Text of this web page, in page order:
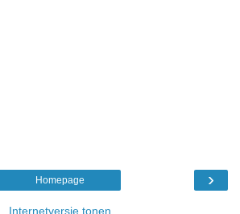
›
Homepage
Internetversie tonen